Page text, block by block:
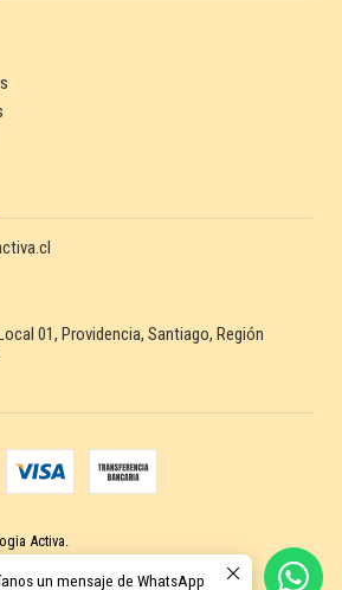
01, Providencia, Santiago, Región
Activa.
un mensaje de WhatsApp